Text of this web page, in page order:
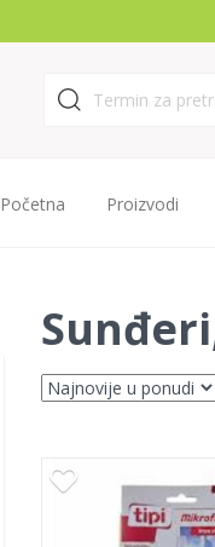
Početna Proizvodi